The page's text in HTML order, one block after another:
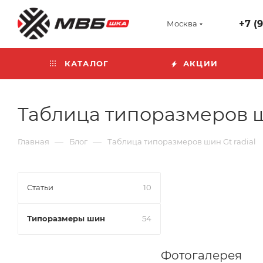
Москва +7
КАТАЛОГ АКЦИИ
Таблица типоразмеров
Главная — Блог — Таблица типоразмеров шин Gt radial
Фотогалерея
Статьи 10
Типоразмеры шин 54